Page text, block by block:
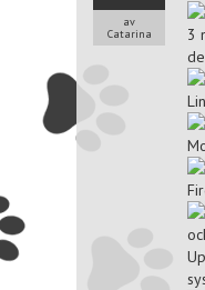
av
Catarina
3